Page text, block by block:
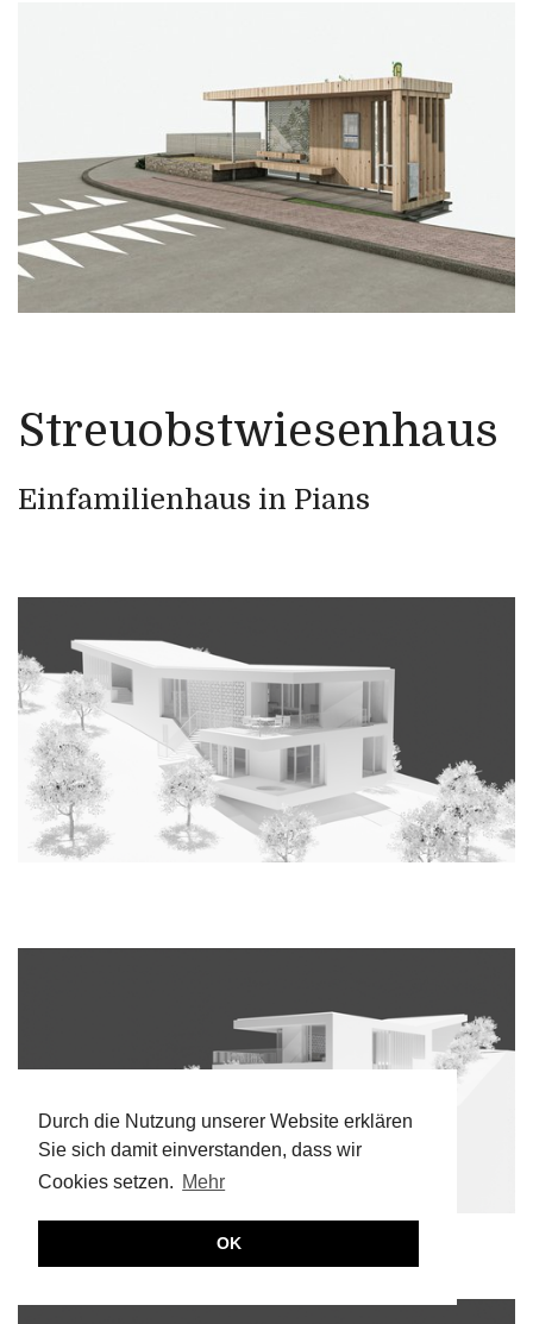
Durch die Nutzung unserer Website erklären
Sie sich damit einverstanden, dass wir
Cookies setzen. Mehr
OK
Streuobstwiesenhaus
Einfamilienhaus in Pians